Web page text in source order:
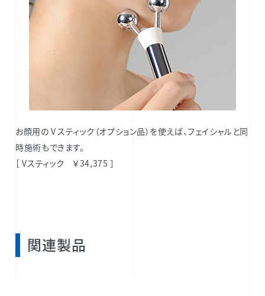
お顔用のⅤスティック（オプション品）を使えば、フェイシャルと同
時施術もできます。
［ Vスティック ￥34,375 ］
関連製品